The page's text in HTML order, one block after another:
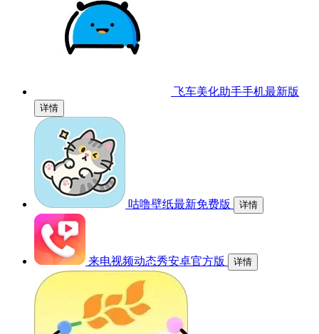
飞车美化助手手机最新版
详情
咕噜壁纸最新免费版 详情
来电视频动态秀安卓官方版 详情